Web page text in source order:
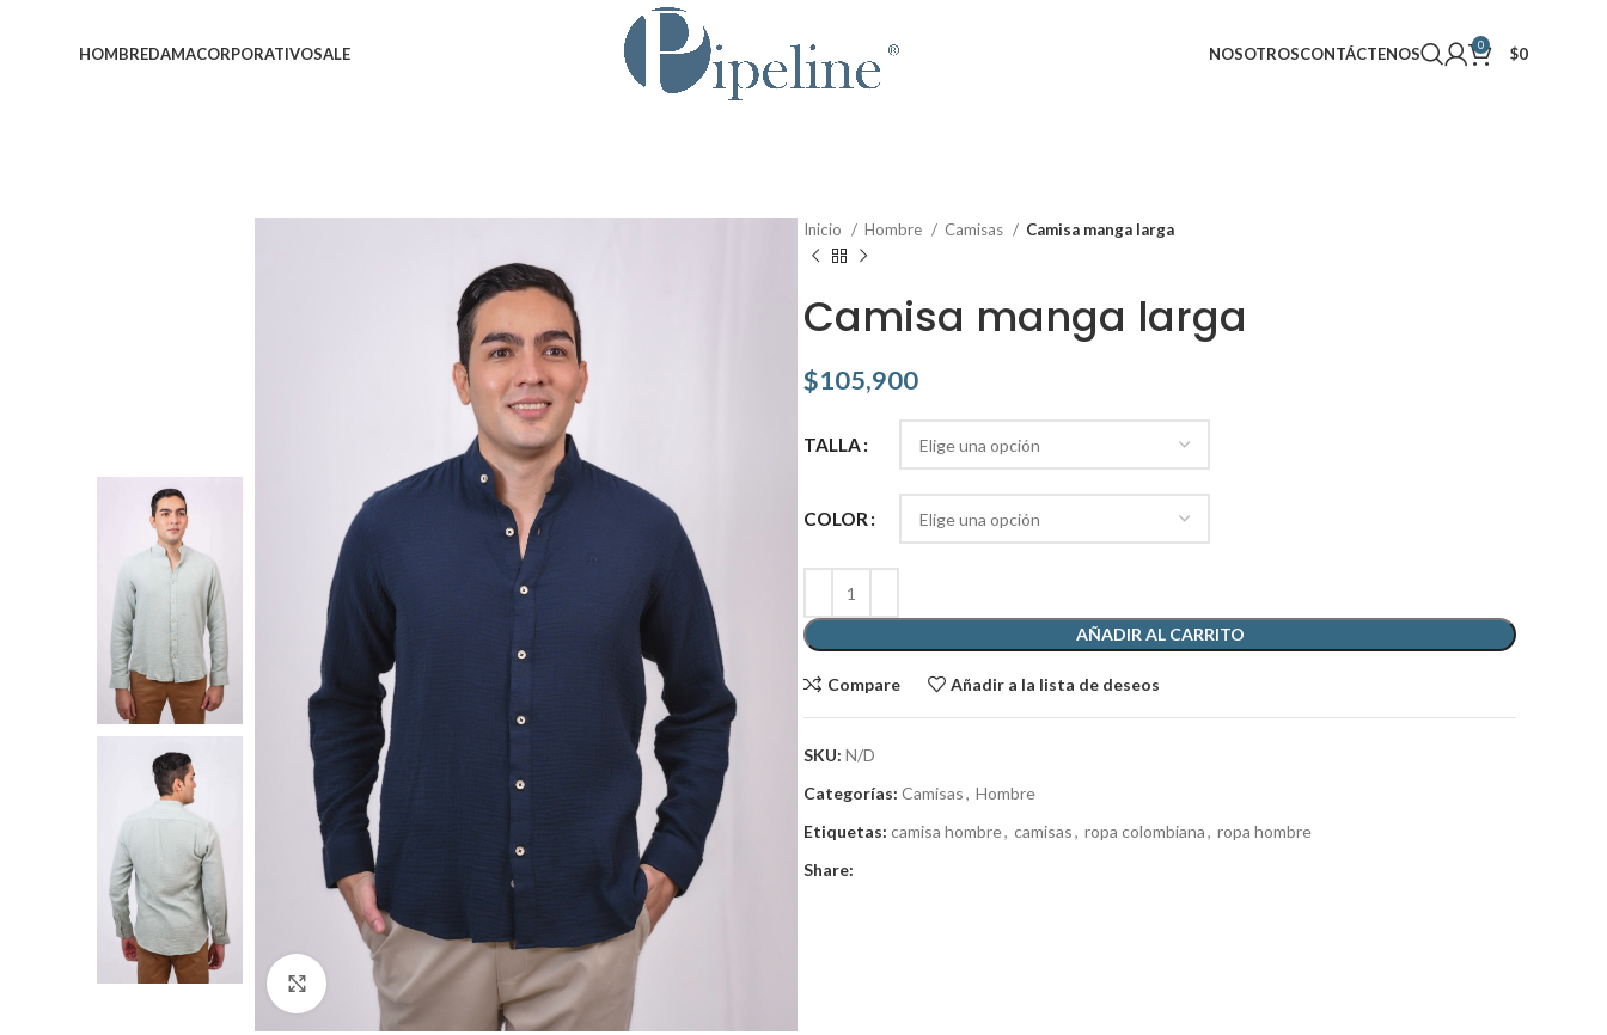
HOMBREDAMACORPORATIVOSALE NOSOTROSCONTÁCTENOS 0 $0
Click to enlarge
Inicio Hombre Camisas Camisa manga larga
Camisa manga larga
$105,900
TALLA
COLOR
AÑADIR AL CARRITO
Compare Añadir a la lista de deseos
SKU: N/D
Categorías: Camisas, Hombre
Etiquetas: camisa hombre, camisas, ropa colombiana, ropa hombre
Share: